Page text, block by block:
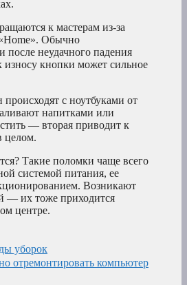
к мастерам из-за
Обычно
после неудачного падения
износу кнопки может сильное
с ноутбуками от
напитками или
— вторая приводит к
целом.
Такие поломки чаще всего
системой питания, ее
Возникают
— их тоже приходится
центре.
уборок
отремонтировать компьютер